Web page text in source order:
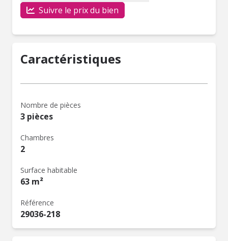
Suivre le prix du bien
Caractéristiques
Nombre de pièces
3 pièces
Chambres
2
Surface habitable
63 m²
Référence
29036-218